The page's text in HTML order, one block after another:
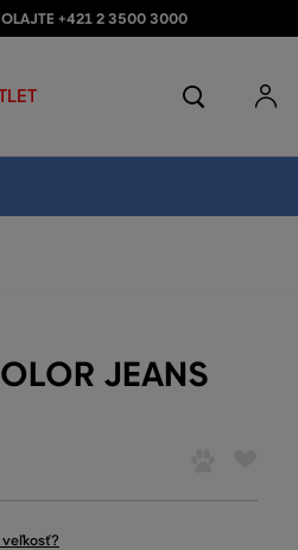
+421 2 3500 3000
JEANS
veľkosť?